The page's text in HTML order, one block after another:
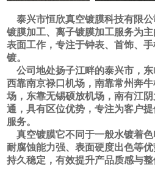
泰兴市恒欣真空镀膜科技有限
镀膜加工、离子镀膜加工服务为
表面工作，专注于钟表、首饰、
镀。
公司地处扬子江畔的泰兴市，东
西靠南京禄口机场，南靠常州奔
场，东靠无锡硕放机场，南有江
通，具有区位优势，专注为客户
服务。
真空镀膜它不同于一般水镀着色
耐腐蚀能力强、表面硬度出色等
持久稳定，有效提升产品质感与整